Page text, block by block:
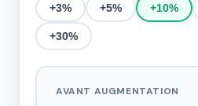
+3% +5% +10%
+30%
AVANT AUGMENTATION